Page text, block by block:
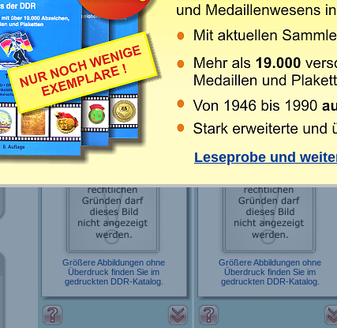
den Katalog zu einem umfassenden Informationswerk
Ihren eigenen DDR-Abzeichen und DDR-Medaillen hoch!
Alle Angaben sind ohne Gewähr. Die Abbildungen sind urheberrechtlich
ausgewählter Block: 3
Seite: ... 20 21 23 24 25 26 27 28
Größere Abbildungen ohne
Überdruck finden Sie im
gedruckten DDR-Katalog.
Größere Abbildungen ohne
Überdruck finden Sie im
gedruckten DDR-Katalog.
Leseprobe und